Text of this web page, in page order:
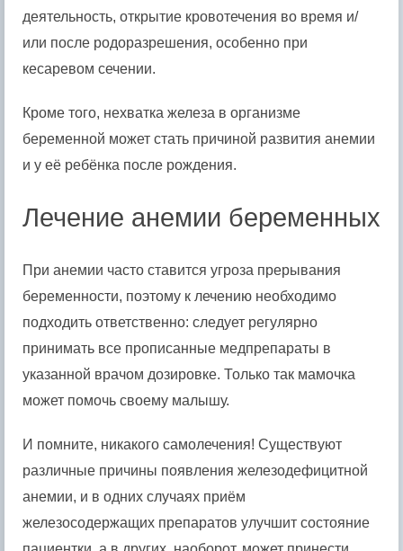
деятельность, открытие кровотечения во время и/
или после родоразрешения, особенно при
кесаревом сечении.
Кроме того, нехватка железа в организме
беременной может стать причиной развития анемии
и у её ребёнка после рождения.
Лечение анемии беременных
При анемии часто ставится угроза прерывания
беременности, поэтому к лечению необходимо
подходить ответственно: следует регулярно
принимать все прописанные медпрепараты в
указанной врачом дозировке. Только так мамочка
может помочь своему малышу.
И помните, никакого самолечения! Существуют
различные причины появления железодефицитной
анемии, и в одних случаях приём
железосодержащих препаратов улучшит состояние